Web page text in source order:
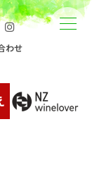
合サイト
わせ
メニュー